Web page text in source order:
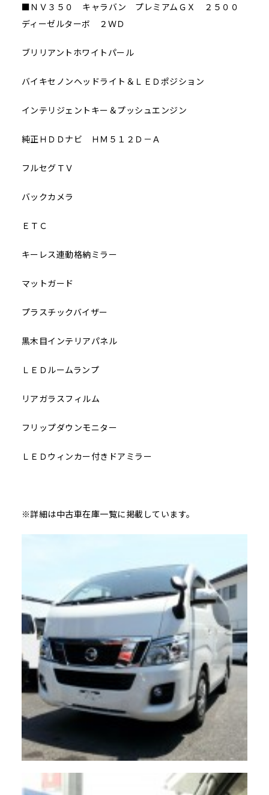
■ＮＶ３５０ キャラバン プレミアムＧＸ ２５００
ディーゼルターボ ２ＷＤ
ブリリアントホワイトパール
バイキセノンヘッドライト＆ＬＥＤポジション
インテリジェントキー＆プッシュエンジン
純正ＨＤＤナビ ＨＭ５１２Ｄ－Ａ
フルセグＴＶ
バックカメラ
ＥＴＣ
キーレス連動格納ミラー
マットガード
プラスチックバイザー
黒木目インテリアパネル
ＬＥＤルームランプ
リアガラスフィルム
フリップダウンモニター
ＬＥＤウィンカー付きドアミラー
※詳細は中古車在庫一覧に掲載しています。